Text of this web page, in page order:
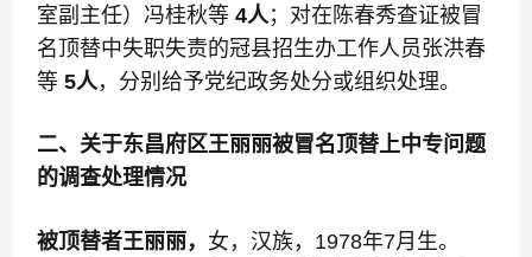
室副主任）冯桂秋等4人；对在陈春秀查证被冒
名顶替中失职失责的冠县招生办工作人员张洪春
等5人，分别给予党纪政务处分或组织处理。
二、关于东昌府区王丽丽被冒名顶替上中专问题
的调查处理情况
被顶替者王丽丽， 女，汉族，1978年7月生。